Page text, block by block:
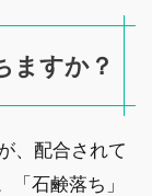
ますか？
、配合されて
石鹸落ち」